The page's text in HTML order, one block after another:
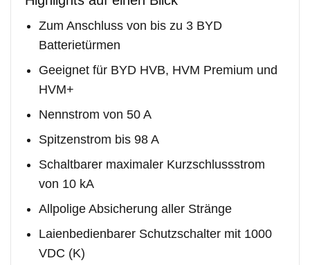
Zum Anschluss von bis zu 3 BYD
Batterietürmen
Geeignet für BYD HVB, HVM Premium und
HVM+
Nennstrom von 50 A
Spitzenstrom bis 98 A
Schaltbarer maximaler Kurzschlussstrom
von 10 kA
Allpolige Absicherung aller Stränge
Laienbedienbarer Schutzschalter mit 1000
VDC (K)